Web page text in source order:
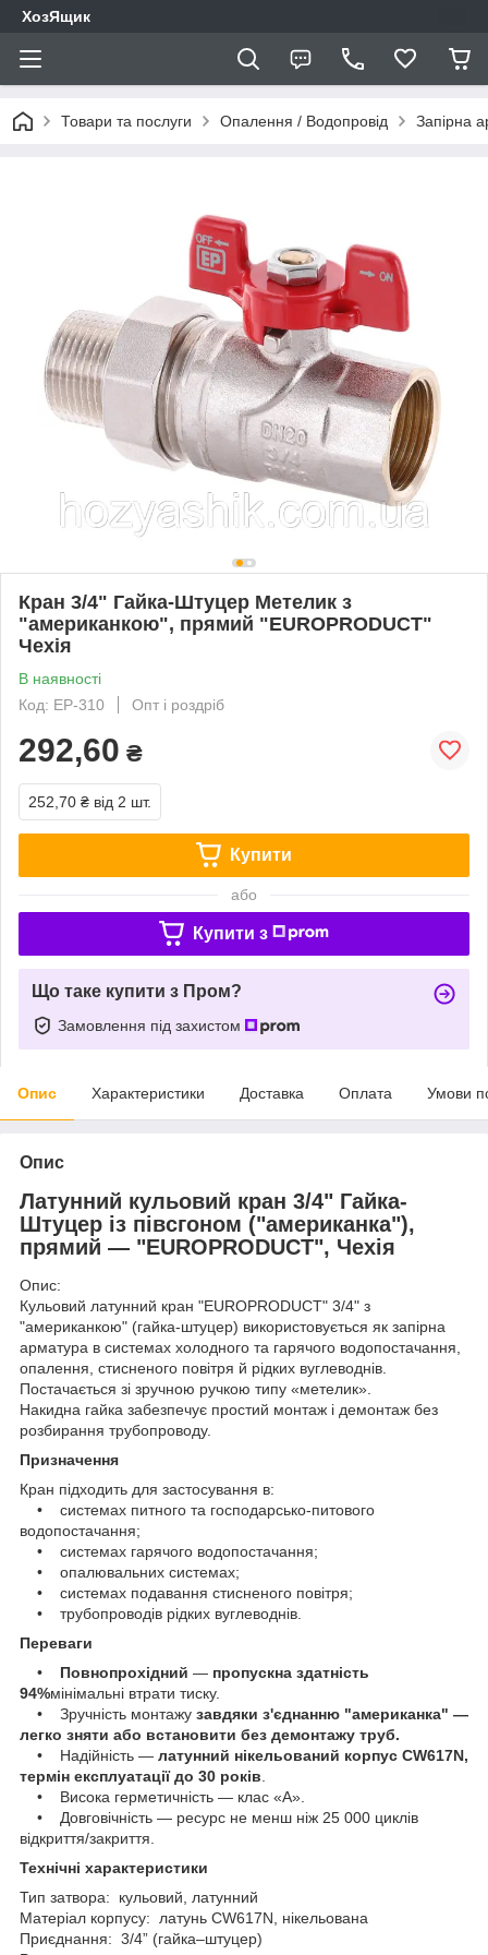
ХозЯщик
Товари та послуги Опалення / Водопровід Запірна
Кран 3/4" Гайка-Штуцер Метелик з
"американкою", прямий "EUROPRODUCT"
Чехія
В наявності
Код: EP-310
Опт і роздріб
292,60 ₴
252,70 ₴ від 2 шт.
Купити
або
Купити з
Що таке купити з Пром?
Замовлення під захистом
Опис Характеристики Доставка Оплата Умови
Опис
Латунний кульовий кран 3/4" Гайка-
Штуцер із півсгоном ("американка"),
прямий — "EUROPRODUCT", Чехія
Опис:
Кульовий латунний кран "EUROPRODUCT" 3/4" з
"американкою" (гайка-штуцер) використовується як запірна
арматура в системах холодного та гарячого водопостачання,
опалення, стисненого повітря й рідких вуглеводнів.
Постачається зі зручною ручкою типу «метелик».
Накидна гайка забезпечує простий монтаж і демонтаж без
розбирання трубопроводу.
Призначення
Кран підходить для застосування в:
• системах питного та господарсько-питового
водопостачання;
• системах гарячого водопостачання;
• опалювальних системах;
• системах подавання стисненого повітря;
• трубопроводів рідких вуглеводнів.
Переваги
• Повнопрохідний — пропускна здатність
94%мінімальні втрати тиску.
• Зручність монтажу завдяки з'єднанню "американка" —
легко зняти або встановити без демонтажу труб.
• Надійність — латунний нікельований корпус CW617N,
термін експлуатації до 30 років.
• Висока герметичність — клас «А».
• Довговічність — ресурс не менш ніж 25 000 циклів
відкриття/закриття.
Технічні характеристики
Тип затвора: кульовий, латунний
Матеріал корпусу: латунь CW617N, нікельована
Приєднання: 3/4” (гайка–штуцер)